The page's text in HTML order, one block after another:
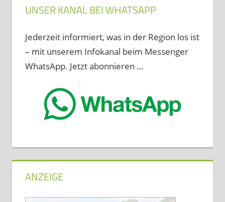
UNSER KANAL BEI WHATSAPP
Jederzeit informiert, was in der Region los ist
– mit unserem Infokanal beim Messenger
WhatsApp. Jetzt abonnieren …
ANZEIGE